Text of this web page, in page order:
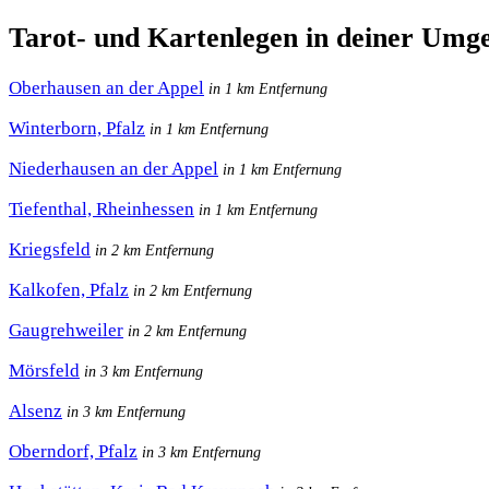
Tarot- und Kartenlegen in deiner
Oberhausen an der Appel in 1 km Entfernung
Winterborn, Pfalz in 1 km Entfernung
Niederhausen an der Appel in 1 km Entfernung
Tiefenthal, Rheinhessen in 1 km Entfernung
Kriegsfeld in 2 km Entfernung
Kalkofen, Pfalz in 2 km Entfernung
Gaugrehweiler in 2 km Entfernung
Mörsfeld in 3 km Entfernung
Alsenz in 3 km Entfernung
Oberndorf, Pfalz in 3 km Entfernung